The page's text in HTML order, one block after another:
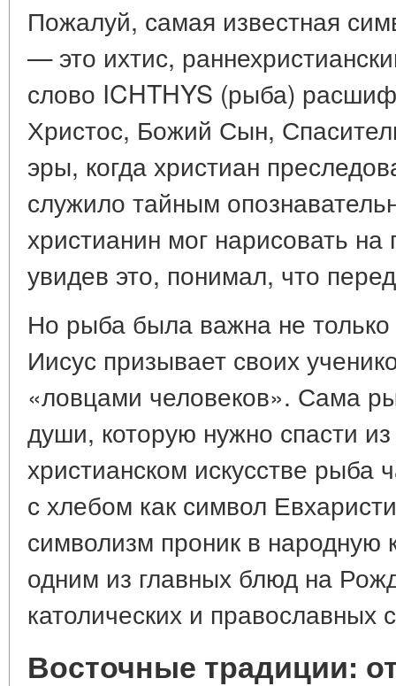
Пожалуй, самая известная
— это ихтис,
слово ICHTHYS (рыба)
Христос, Божий Сын,
эры, когда христиан
служило тайным
христианин мог нарисовать на
увидев это, понимал, что
Но рыба была важна не
Иисус призывает своих
«ловцами человеков». Сама
души, которую нужно спасти
христианском искусстве рыба
с хлебом как символ
символизм проник в народную
одним из главных блюд на
католических и православных
Восточные традиции: